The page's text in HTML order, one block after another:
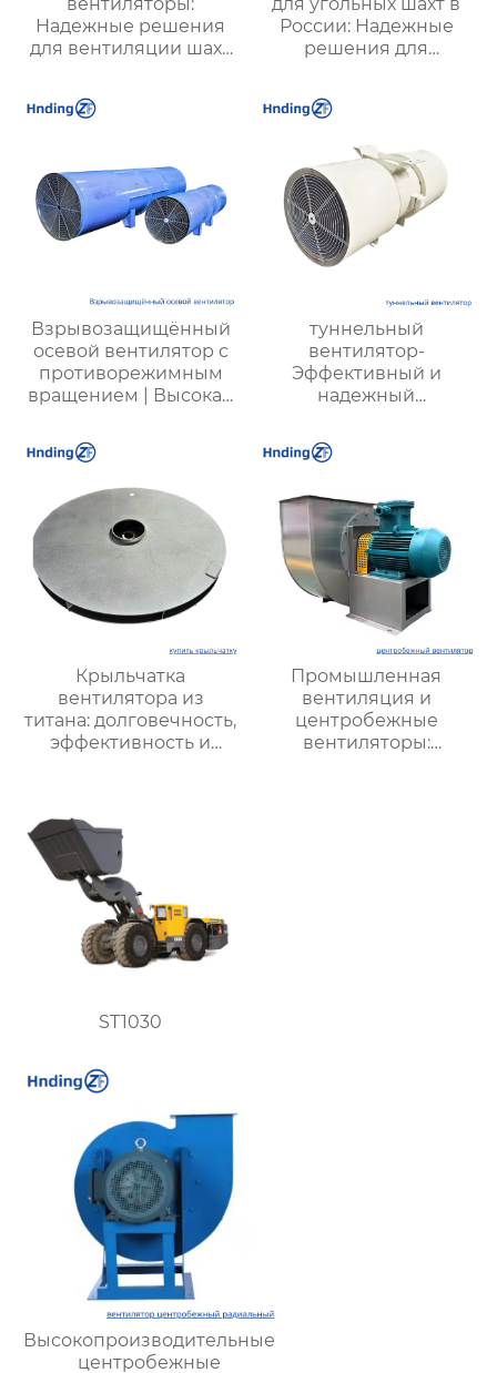
Надежные решения
для вентиляции шахт
| Купить с доставкой
России: Надежные
решения для
вентиляции и
безопасности
Взрывозащищённый
осевой вентилятор с
противорежимным
вращением | Высокая
эффективность и
долговечность
туннельный
вентилятор-
Эффективный и
надежный
вентилятор SDS и
туннельный осевой
идеальное решение
для туннельной
вентиляции.
Крыльчатка
вентилятора из
титана: долговечность,
эффективность и
Промышленная
вентиляция и
центробежные
вентиляторы:
ST1030
Высокопроизводительные
центробежные